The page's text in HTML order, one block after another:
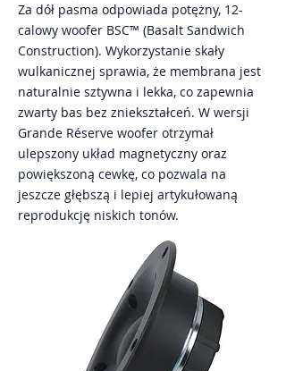
Za dół pasma odpowiada potężny, 12-
calowy woofer BSC™ (Basalt Sandwich
Construction). Wykorzystanie skały
wulkanicznej sprawia, że membrana jest
naturalnie sztywna i lekka, co zapewnia
zwarty bas bez zniekształceń. W wersji
Grande Réserve woofer otrzymał
ulepszony układ magnetyczny oraz
powiększoną cewkę, co pozwala na
jeszcze głębszą i lepiej artykułowaną
reprodukcję niskich tonów.